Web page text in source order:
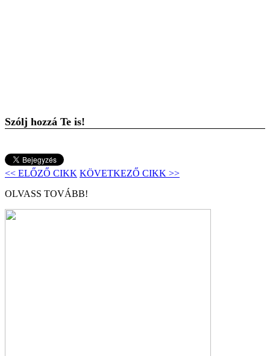
Szólj hozzá Te is!
<< ELŐZŐ CIKK KÖVETKEZŐ CIKK >>
OLVASS TOVÁBB!